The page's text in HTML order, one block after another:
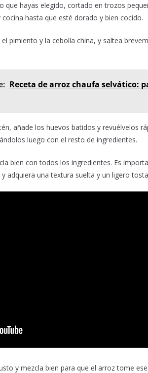
que hayas elegido, cortado en trozos
hasta que esté dorado y bien cocido.
pimiento y la cebolla china, y saltea
Receta de arroz chaufa selvático:
añade los huevos batidos y revuélvelos
luego con el resto de ingredientes.
bien con todos los ingredientes. Es
adquiera una textura suelta y un ligero
y mezcla bien para que el arroz tome